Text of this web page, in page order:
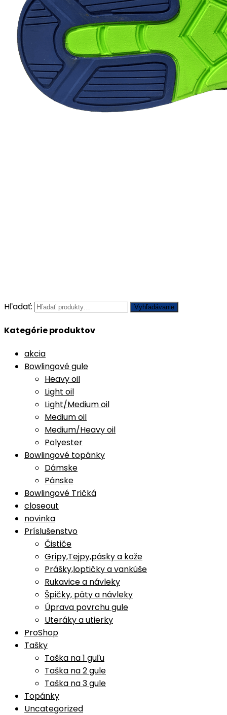
Hľadať: Vyhľadávanie
Kategórie produktov
akcia
Bowlingové gule
Heavy oil
Light oil
Light/Medium oil
Medium oil
Medium/Heavy oil
Polyester
Bowlingové topánky
Dámske
Pánske
Bowlingové Tričká
closeout
novinka
Príslušenstvo
Čističe
Gripy,Tejpy,pásky a kože
Prášky,loptičky a vankúše
Rukavice a návleky
Špičky, päty a návleky
Úprava povrchu gule
Uteráky a utierky
ProShop
Tašky
Taška na 1 guľu
Taška na 2 gule
Taška na 3 gule
Topánky
Uncategorized